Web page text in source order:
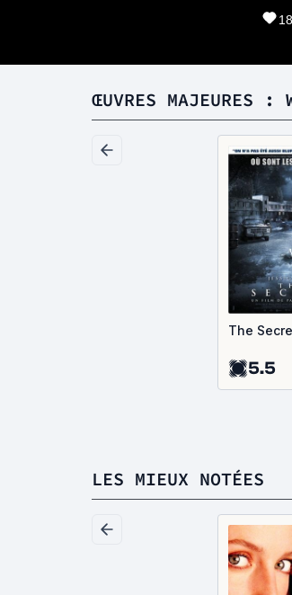
18
ŒUVRES MAJEURES
The
5.5
LES MIEUX NOTÉES